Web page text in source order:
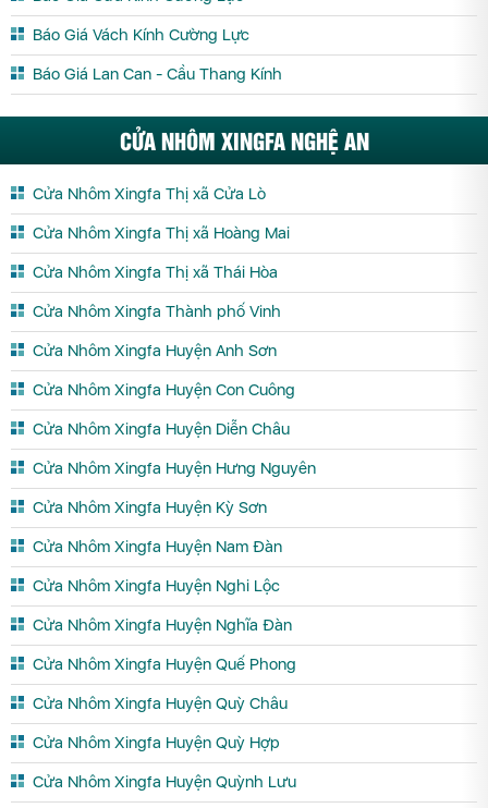
Báo Giá Vách Kính Cường Lực
Báo Giá Lan Can - Cầu Thang Kính
CỬA NHÔM XINGFA NGHỆ AN
Cửa Nhôm Xingfa Thị xã Cửa Lò
Cửa Nhôm Xingfa Thị xã Hoàng Mai
Cửa Nhôm Xingfa Thị xã Thái Hòa
Cửa Nhôm Xingfa Thành phố Vinh
Cửa Nhôm Xingfa Huyện Anh Sơn
Cửa Nhôm Xingfa Huyện Con Cuông
Cửa Nhôm Xingfa Huyện Diễn Châu
Cửa Nhôm Xingfa Huyện Hưng Nguyên
Cửa Nhôm Xingfa Huyện Kỳ Sơn
Cửa Nhôm Xingfa Huyện Nam Đàn
Cửa Nhôm Xingfa Huyện Nghi Lộc
Cửa Nhôm Xingfa Huyện Nghĩa Đàn
Cửa Nhôm Xingfa Huyện Quế Phong
Cửa Nhôm Xingfa Huyện Quỳ Châu
Cửa Nhôm Xingfa Huyện Quỳ Hợp
Cửa Nhôm Xingfa Huyện Quỳnh Lưu